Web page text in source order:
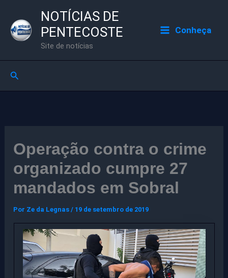
para
NOTÍCIAS DE
PENTECOSTE
Site de notícias
Conheça
Pesquisar
Operação contra o crime
organizado cumpre 27
mandados em Sobral
Por Ze da Legnas/ 19 de setembro de 2019